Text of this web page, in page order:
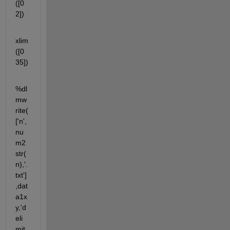
([0
2])
xlim
([0
35])
%dl
mw
rite(
['n',
nu
m2
str(
n),'.
txt']
,dat
a1x
y,'d
eli